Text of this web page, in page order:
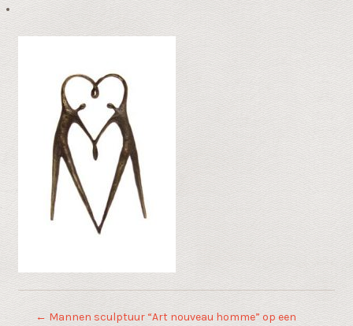
← Mannen sculptuur “Art nouveau homme” op een